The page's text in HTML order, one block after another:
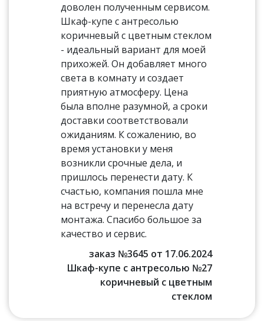
доволен полученным сервисом.
Шкаф-купе с антресолью
коричневый с цветным стеклом
- идеальный вариант для моей
прихожей. Он добавляет много
света в комнату и создает
приятную атмосферу. Цена
была вполне разумной, а сроки
доставки соответствовали
ожиданиям. К сожалению, во
время установки у меня
возникли срочные дела, и
пришлось перенести дату. К
счастью, компания пошла мне
на встречу и перенесла дату
монтажа. Спасибо большое за
качество и сервис.
заказ №3645 от 17.06.2024
Шкаф-купе с антресолью №27
коричневый с цветным
стеклом